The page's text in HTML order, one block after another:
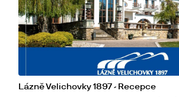
Lázně Velichovky 1897 - Recepce